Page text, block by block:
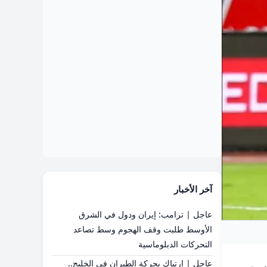
آخر الأخبار
عاجل | ترامب: إيران ودول في الشرق
الأوسط طلبت وقف الهجوم وسط تصاعد
التحركات الدبلوماسية
عاجل | ارتباك بحركة الطيران في الخليج..